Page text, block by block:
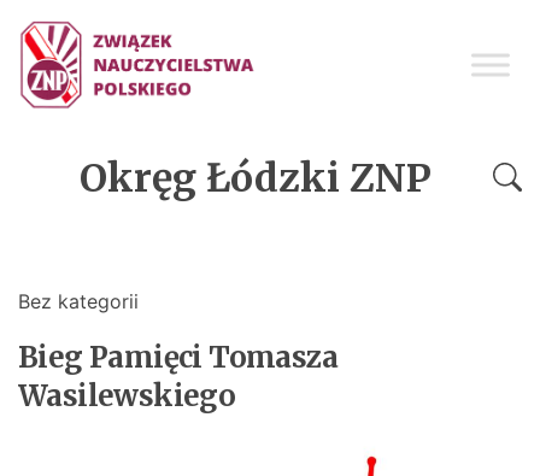
Okręg Łódzki ZNP
Bez kategorii
Bieg Pamięci Tomasza
Wasilewskiego